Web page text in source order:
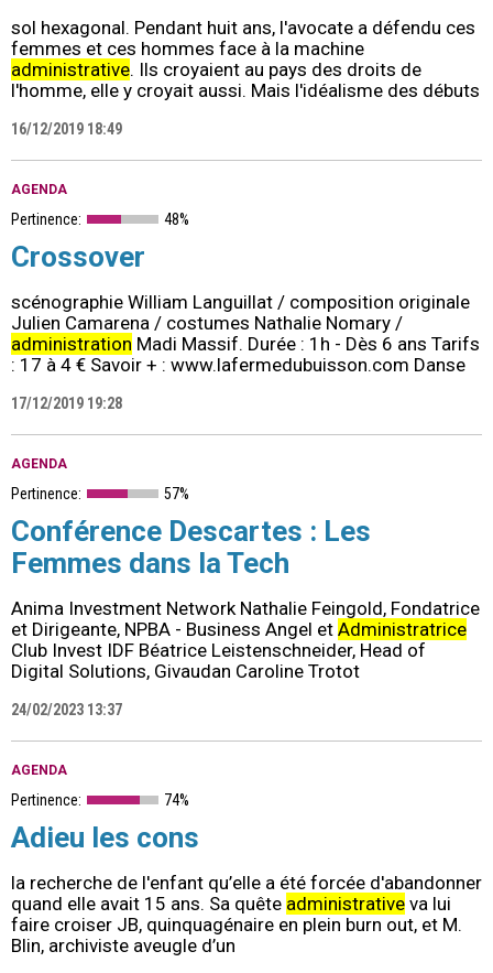
sol hexagonal. Pendant huit ans, l'avocate a défendu ces
femmes et ces hommes face à la machine
administrative. Ils croyaient au pays des droits de
l'homme, elle y croyait aussi. Mais l'idéalisme des débuts
16/12/2019 18:49
AGENDA
Pertinence: 48%
Crossover
scénographie William Languillat / composition originale
Julien Camarena / costumes Nathalie Nomary /
administration Madi Massif. Durée : 1h - Dès 6 ans Tarifs
: 17 à 4 € Savoir + : www.lafermedubuisson.com Danse
17/12/2019 19:28
AGENDA
Pertinence: 57%
Conférence Descartes : Les
Femmes dans la Tech
Anima Investment Network Nathalie Feingold, Fondatrice
et Dirigeante, NPBA - Business Angel et Administratrice
Club Invest IDF Béatrice Leistenschneider, Head of
Digital Solutions, Givaudan Caroline Trotot
24/02/2023 13:37
AGENDA
Pertinence: 74%
Adieu les cons
la recherche de l'enfant qu’elle a été forcée d'abandonner
quand elle avait 15 ans. Sa quête administrative va lui
faire croiser JB, quinquagénaire en plein burn out, et M.
Blin, archiviste aveugle d’un